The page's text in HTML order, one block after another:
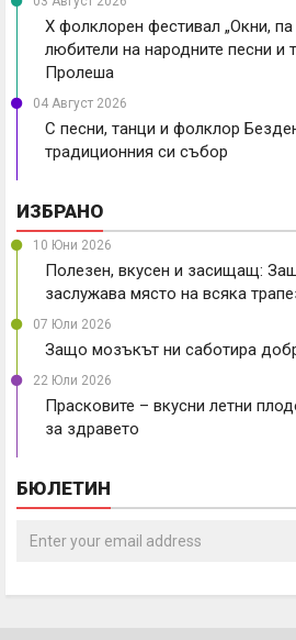
X фолклорен фестивал „Окни,
любители на народните песни и
Пролеша
04 Август 2026
С песни, танци и фолклор
традиционния си събор
ИЗБРАНО
10 Юни 2026
Полезен, вкусен и засищащ:
заслужава място на всяка
07 Юли 2026
Защо мозъкът ни саботира
22 Юли 2026
Прасковите – вкусни летни
за здравето
БЮЛЕТИН